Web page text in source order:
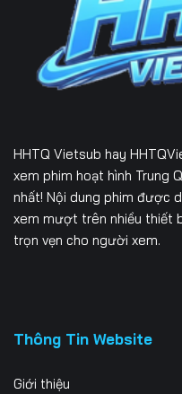
Tập 163
HHTQ Vietsub hay
xem phim hoạt hình Trung
nhất! Nội dung phim được
xem mượt trên nhiều thiết
trọn vẹn cho người xem.
Thông Tin Website
Giới thiệu